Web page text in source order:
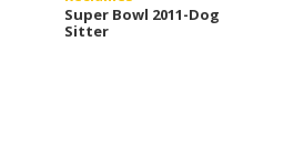
Super Bowl 2011-Dog
Sitter